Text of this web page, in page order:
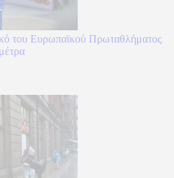
του Ευρωπαϊκού Πρωταθλήματος